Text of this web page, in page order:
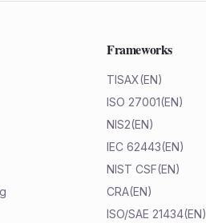
Frameworks
TISAX(EN)
ISO 27001(EN)
NIS2(EN)
IEC 62443(EN)
NIST CSF(EN)
CRA(EN)
ISO/SAE 21434(EN)